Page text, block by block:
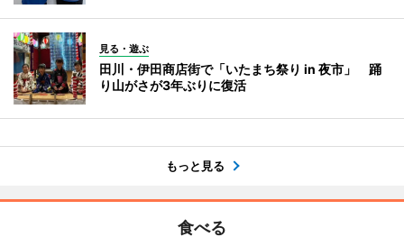
見る・遊ぶ
田川・伊田商店街で「いたまち祭り in 夜市」 踊
り山がさが3年ぶりに復活
もっと見る
食べる